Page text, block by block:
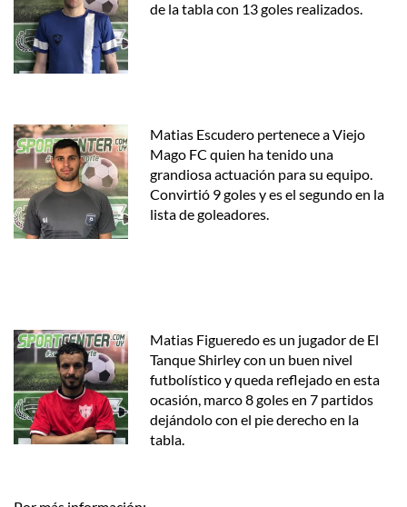
de la tabla con 13 goles realizados.
Matias Escudero pertenece a Viejo
Mago FC quien ha tenido una
grandiosa actuación para su equipo.
Convirtió 9 goles y es el segundo en la
lista de goleadores.
Matias Figueredo es un jugador de El
Tanque Shirley con un buen nivel
futbolístico y queda reflejado en esta
ocasión, marco 8 goles en 7 partidos
dejándolo con el pie derecho en la
tabla.